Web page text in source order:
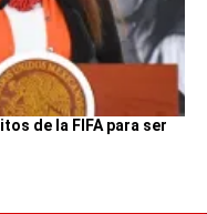
de la FIFA para ser